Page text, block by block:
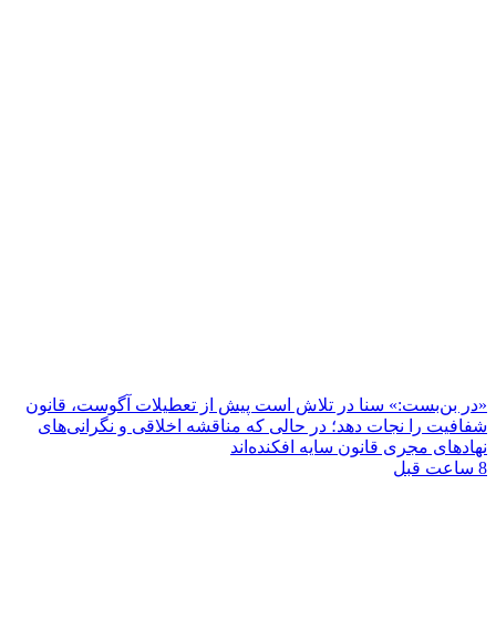
«در بن‌بست:» سنا در تلاش است پیش از تعطیلات آگوست، قانون
شفافیت را نجات دهد؛ در حالی که مناقشه اخلاقی و نگرانی‌های
نهادهای مجری قانون سایه افکنده‌اند
8 ساعت قبل